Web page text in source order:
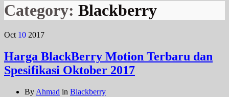
Category: Blackberry
Oct 10 2017
Harga BlackBerry Motion Terbaru dan
Spesifikasi Oktober 2017
By Ahmad in Blackberry